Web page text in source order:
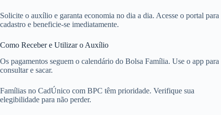
Solicite o auxílio e garanta economia no dia a dia. Acesse o portal para
cadastro e beneficie-se imediatamente.
Como Receber e Utilizar o Auxílio
Os pagamentos seguem o calendário do Bolsa Família. Use o app para
consultar e sacar.
Famílias no CadÚnico com BPC têm prioridade. Verifique sua
elegibilidade para não perder.